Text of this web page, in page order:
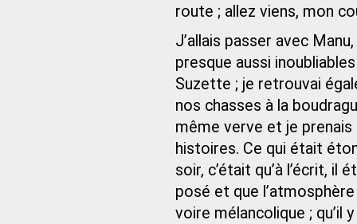
route ; allez viens, mon
J’allais passer avec
presque aussi
Suzette ; je retrouvai
nos chasses à la
même verve et je prenais
histoires. Ce qui était
soir, c’était qu’à l’écrit,
posé et que
voire mélancolique ; qu’il